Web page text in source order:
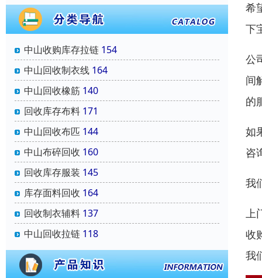
中山收购库存拉链 154
中山回收制衣线 164
中山回收橡筋 140
回收库存布料 171
中山回收布匹 144
中山布碎回收 160
回收库存服装 145
库存面料回收 164
回收制衣辅料 137
中山回收拉链 118
希
下
公
间
的
如
咨
我
上
收
我